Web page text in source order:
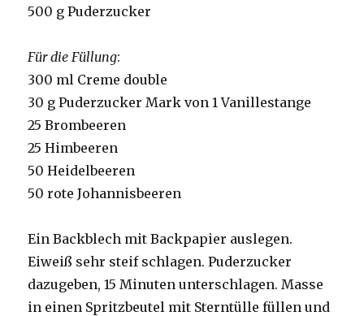
500 g Puderzucker
Für die Füllung:
300 ml Creme double
30 g Puderzucker Mark von 1 Vanillestange
25 Brombeeren
25 Himbeeren
50 Heidelbeeren
50 rote Johannisbeeren
Ein Backblech mit Backpapier auslegen.
Eiweiß sehr steif schlagen. Puderzucker
dazugeben, 15 Minuten unterschlagen. Masse
in einen Spritzbeutel mit Sterntülle füllen und